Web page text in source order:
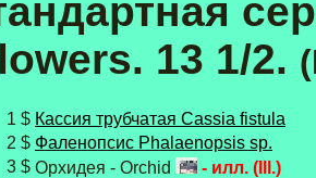
13 1/2.
1 $ Кассия трубчатая Cassia fistula
2 $ Фаленопсис Phalaenopsis sp.
3 $ Орхидея - Orchid - илл. (Ill.)